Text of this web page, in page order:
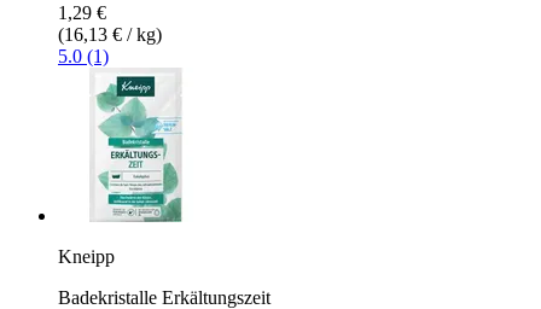
1,29 €
(16,13 € / kg)
5.0 (1)
Kneipp
Badekristalle Erkältungszeit